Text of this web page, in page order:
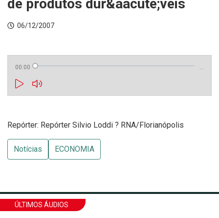
de produtos dur&aacute;veis
06/12/2007
00:00 …
Repórter: Repórter Silvio Loddi ? RNA/Florianópolis
Notícias ECONOMIA
ÚLTIMOS ÁUDIOS